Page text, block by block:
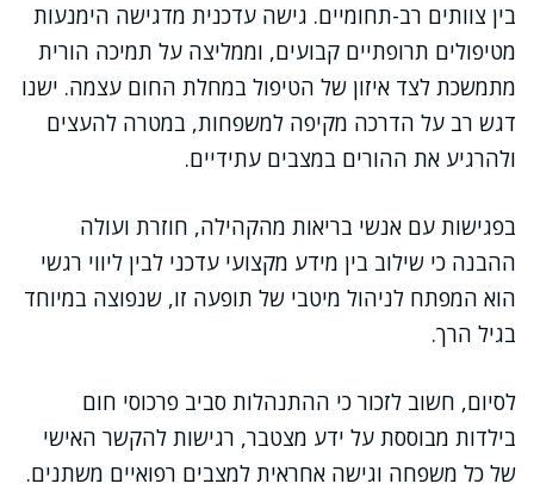
בין צוותים רב-תחומיים. גישה עדכנית מדגישה הימנעות
מטיפולים תרופתיים קבועים, וממליצה על תמיכה הורית
מתמשכת לצד איזון של הטיפול במחלת החום עצמה. ישנו
דגש רב על הדרכה מקיפה למשפחות, במטרה להעצים
ולהרגיע את ההורים במצבים עתידיים.
בפגישות עם אנשי בריאות מהקהילה, חוזרת ועולה
ההבנה כי שילוב בין מידע מקצועי עדכני לבין ליווי רגשי
הוא המפתח לניהול מיטבי של תופעה זו, שנפוצה במיוחד
בגיל הרך.
לסיום, חשוב לזכור כי ההתנהלות סביב פרכוסי חום
בילדות מבוססת על ידע מצטבר, רגישות להקשר האישי
של כל משפחה וגישה אחראית למצבים רפואיים משתנים.